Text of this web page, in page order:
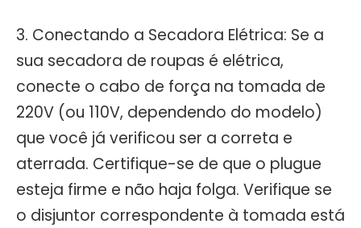
3. Conectando a Secadora Elétrica: Se a
sua secadora de roupas é elétrica,
conecte o cabo de força na tomada de
220V (ou 110V, dependendo do modelo)
que você já verificou ser a correta e
aterrada. Certifique-se de que o plugue
esteja firme e não haja folga. Verifique se
o disjuntor correspondente à tomada está